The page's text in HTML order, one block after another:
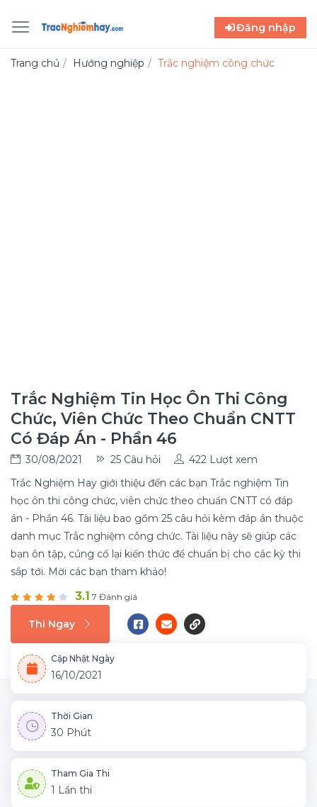
Đăng nhập
Trang chủ Hướng nghiệp Trắc nghiệm công chức
Trắc Nghiệm Tin Học Ôn Thi Công
Chức, Viên Chức Theo Chuẩn CNTT
Có Đáp Án - Phần 46
30/08/2021 25 Câu hỏi
422 Lượt xem
Trắc Nghiệm Hay giới thiệu đến các bạn Trắc nghiệm Tin
học ôn thi công chức, viên chức theo chuẩn CNTT có đáp
án - Phần 46. Tài liệu bao gồm 25 câu hỏi kèm đáp án thuộc
danh mục Trắc nghiệm công chức. Tài liệu này sẽ giúp các
bạn ôn tập, củng cố lại kiến thức để chuẩn bị cho các kỳ thi
sắp tới. Mời các bạn tham khảo!
3.1 7 Đánh giá
Thi Ngay
Cập Nhật Ngày
16/10/2021
Thời Gian
30 Phút
Tham Gia Thi
1 Lần thi